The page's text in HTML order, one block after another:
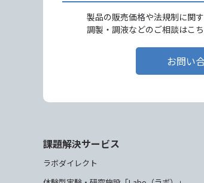
製品の販売価格や法規制に関
調製・調液などのご相談はこ
お問い
課題解決サービス
ラボダイレクト